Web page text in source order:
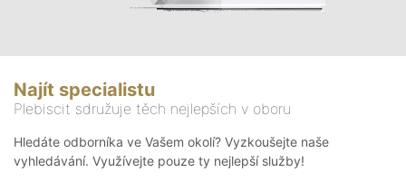
Najít specialistu
Plebiscit sdružuje těch nejlepších v oboru
Hledáte odborníka ve Vašem okolí? Vyzkoušejte naše
vyhledávání. Využívejte pouze ty nejlepší služby!